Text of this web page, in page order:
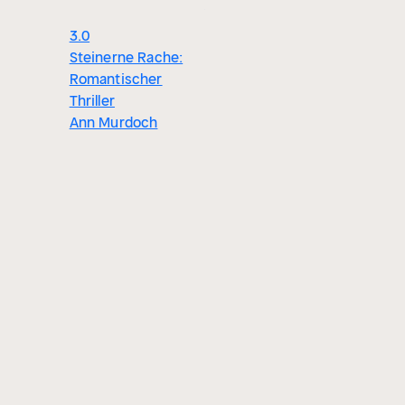
3.0
Steinerne Rache:
Romantischer
Thriller
Ann Murdoch